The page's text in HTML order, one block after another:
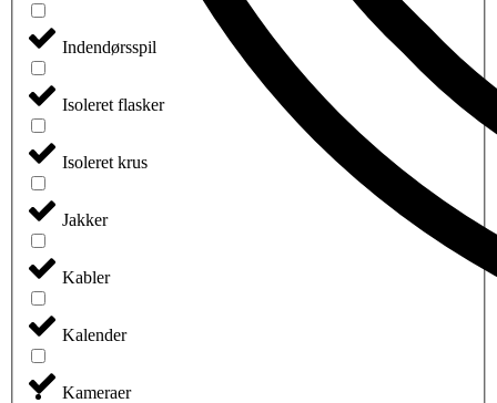
Indendørsspil
Isoleret flasker
Isoleret krus
Jakker
Kabler
Kalender
Kameraer